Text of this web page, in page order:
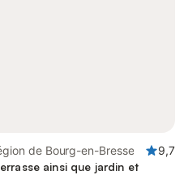
de Bourg-en-Bresse
9,7
ainsi que jardin et